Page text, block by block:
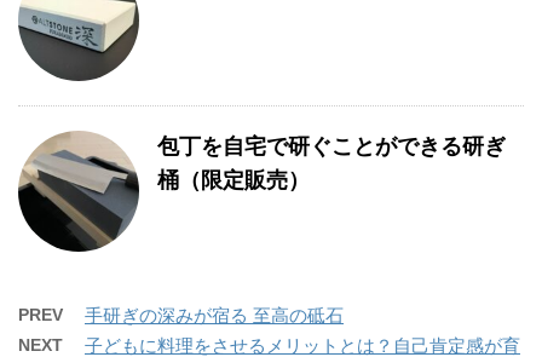
包丁を自宅で研ぐことができる研ぎ
桶（限定販売）
PREV 手研ぎの深みが宿る 至高の砥石
NEXT
子どもに料理をさせるメリットとは？自己肯定感が育